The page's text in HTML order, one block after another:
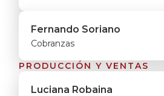
Fernando Soriano
Cobranzas
PRODUCCIÓN Y VENTAS
Luciana Robaina